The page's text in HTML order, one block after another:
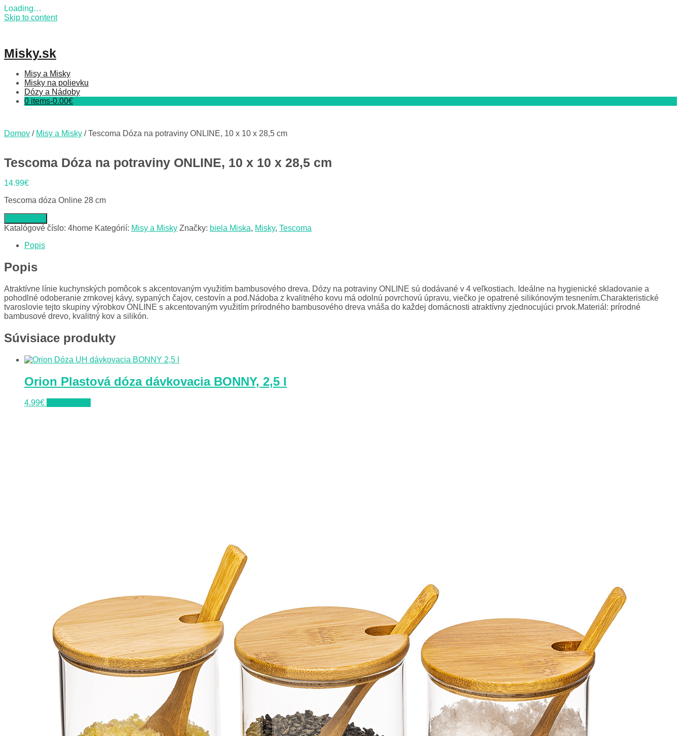
Loading…
Skip to content
Misky.sk
Misy a Misky
Misky na polievku
Dózy a Nádoby
0 items-0.00€
Domov / Misy a Misky / Tescoma Dóza na potraviny ONLINE, 10 x 10 x 28,5 cm
Tescoma Dóza na potraviny ONLINE, 10 x 10 x 28,5 cm
14.99€
Tescoma dóza Online 28 cm
Katalógové číslo: 4home Kategórií: Misy a Misky Značky: biela Miska, Misky, Tescoma
Popis
Popis
Atraktívne línie kuchynských pomôcok s akcentovaným využitím bambusového dreva. Dózy na potraviny ONLINE sú dodávané v 4 veľkostiach. Ideálne na hygienické skladovanie a
pohodlné odoberanie zrnkovej kávy, sypaných čajov, cestovín a pod.Nádoba z kvalitného kovu má odolnú povrchovú úpravu, viečko je opatrené silikónovým tesnením.Charakteristické
tvaroslovie tejto skupiny výrobkov ONLINE s akcentovaným využitím prírodného bambusového dreva vnáša do každej domácnosti atraktívny zjednocujúci prvok.Materiál: prírodné
bambusové drevo, kvalitný kov a silikón.
Súvisiace produkty
Orion Plastová dóza dávkovacia BONNY, 2,5 l
4.99€